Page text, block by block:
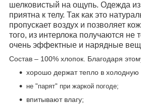
шелковистый на ощупь. Одежда из
приятна к телу. Так как это
пропускает воздух и позволяет
того, из интерлока получаются не
очень эффектные и нарядные
Состав – 100% хлопок. Благодаря
хорошо держат тепло в холодную
не "парят" при жаркой погоде;
впитывают влагу;